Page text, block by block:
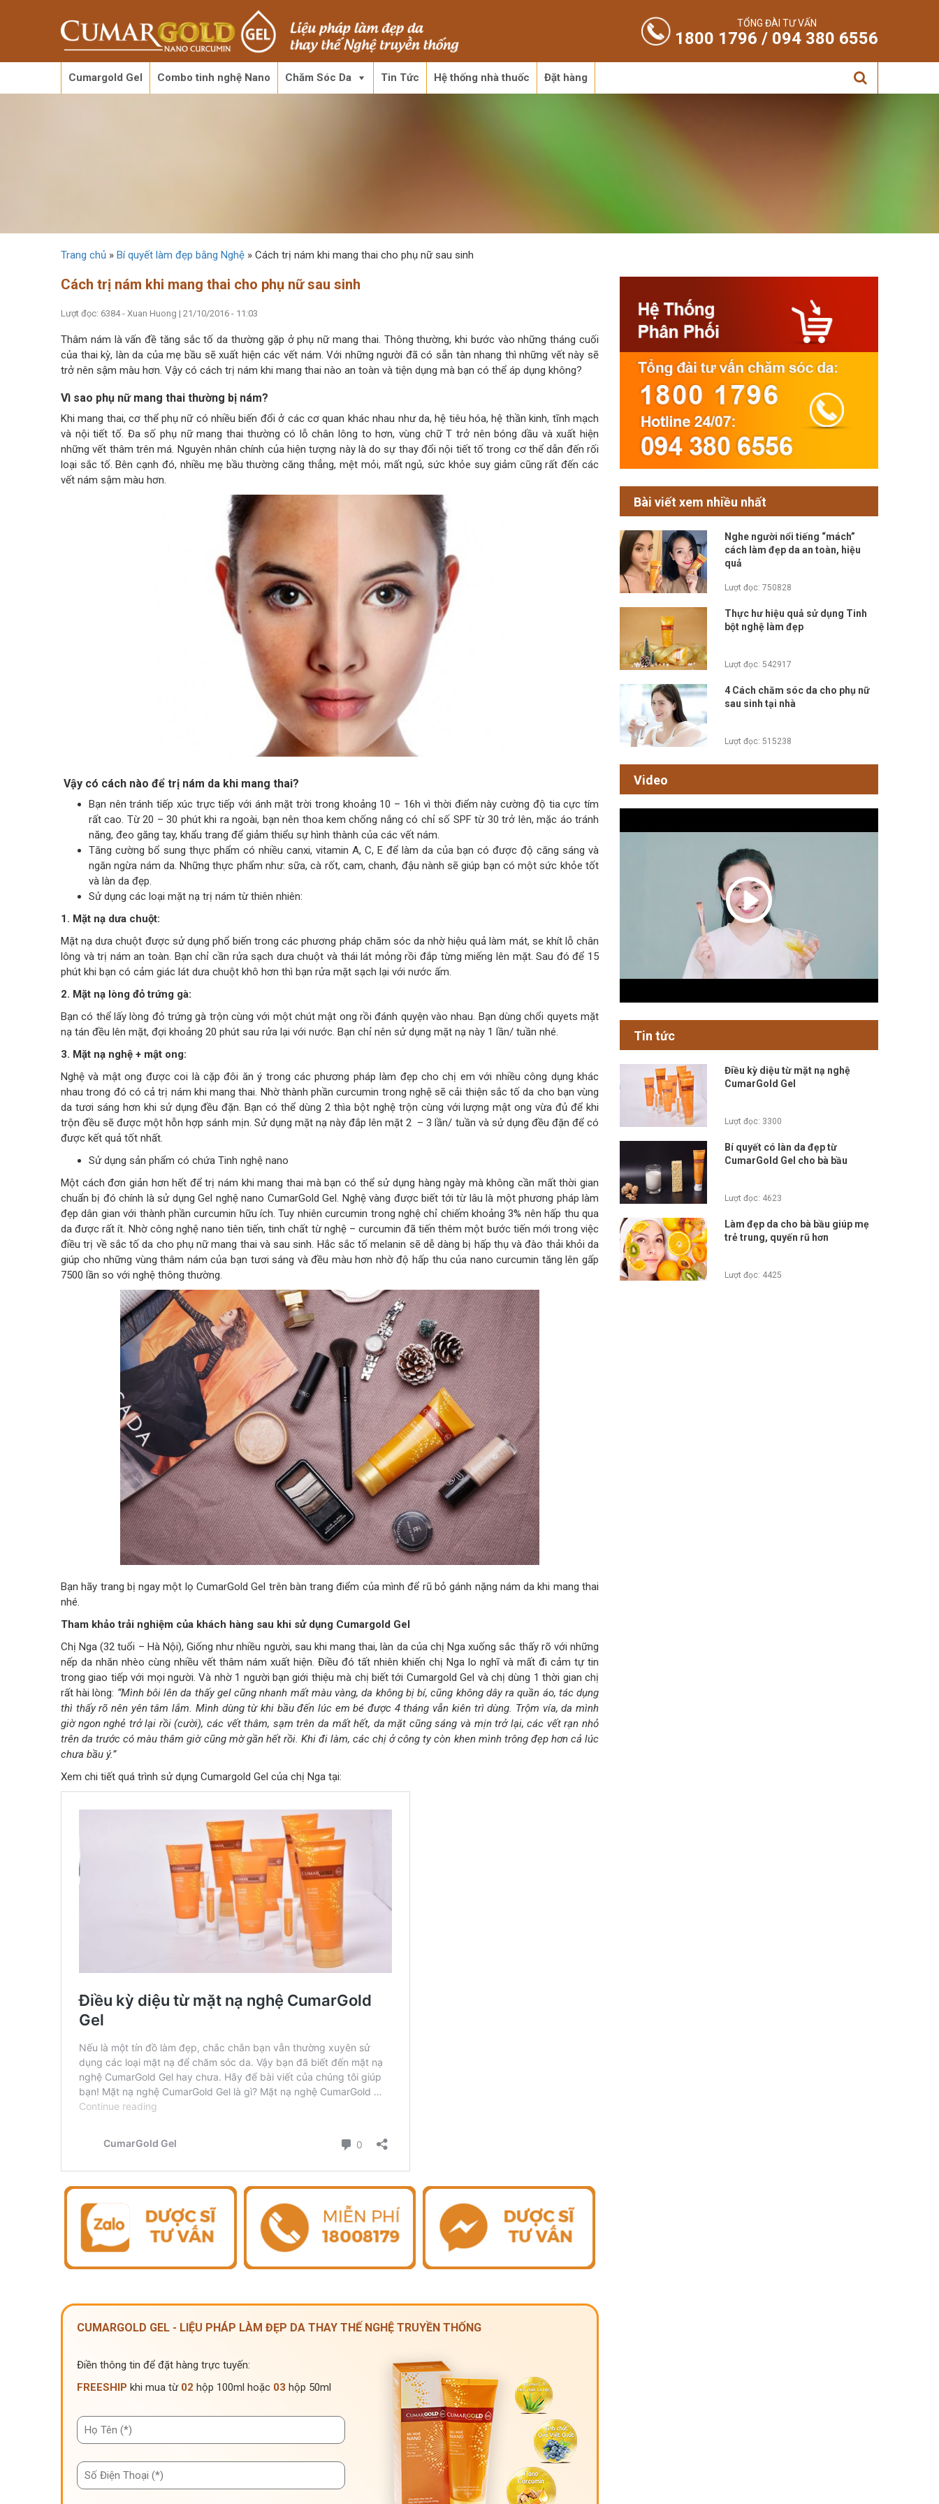
TỔNG ĐÀI TƯ VẤN
1800 1796 / 094 380 6556
Cumargold Gel Combo tinh nghệ Nano Chăm Sóc Da Tin Tức Hệ thống nhà thuốc Đặt hàng
Trang chủ » Bí quyết làm đẹp bằng Nghệ » Cách trị nám khi mang thai cho phụ nữ sau sinh
Cách trị nám khi mang thai cho phụ nữ sau sinh
Lượt đọc: 6384 - Xuan Huong | 21/10/2016 - 11:03
Thâm nám là vấn đề tăng sắc tố da thường gặp ở phụ nữ mang thai. Thông thường, khi bước vào những tháng cuối
của thai kỳ, làn da của mẹ bầu sẽ xuất hiện các vết nám. Với những người đã có sẵn tàn nhang thì những vết này sẽ
trở nên sậm màu hơn. Vậy có cách trị nám khi mang thai nào an toàn và tiện dụng mà bạn có thể áp dụng không?
Vì sao phụ nữ mang thai thường bị nám?
Khi mang thai, cơ thể phụ nữ có nhiều biến đổi ở các cơ quan khác nhau như da, hệ tiêu hóa, hệ thần kinh, tĩnh mạch
và nội tiết tố. Đa số phụ nữ mang thai thường có lỗ chân lông to hơn, vùng chữ T trở nên bóng dầu và xuất hiện
những vết thâm trên má. Nguyên nhân chính của hiện tượng này là do sự thay đổi nội tiết tố trong cơ thể dẫn đến rối
loại sắc tố. Bên cạnh đó, nhiều mẹ bầu thường căng thẳng, mệt mỏi, mất ngủ, sức khỏe suy giảm cũng rất đến các
vết nám sậm màu hơn.
Vậy có cách nào để trị nám da khi mang thai?
Bạn nên tránh tiếp xúc trực tiếp với ánh mặt trời trong khoảng 10 – 16h vì thời điểm này cường độ tia cực tím
rất cao. Từ 20 – 30 phút khi ra ngoài, bạn nên thoa kem chống nắng có chỉ số SPF từ 30 trở lên, mặc áo tránh
năng, đeo găng tay, khẩu trang để giảm thiểu sự hình thành của các vết nám.
Tăng cường bổ sung thực phẩm có nhiều canxi, vitamin A, C, E để làm da của bạn có được độ căng sáng và
ngăn ngừa nám da. Những thực phẩm như: sữa, cà rốt, cam, chanh, đậu nành sẽ giúp bạn có một sức khỏe tốt
và làn da đẹp.
Sử dụng các loại mặt nạ trị nám từ thiên nhiên:
1. Mặt nạ dưa chuột:
Mặt nạ dưa chuột được sử dụng phổ biến trong các phương pháp chăm sóc da nhờ hiệu quả làm mát, se khít lỗ chân
lông và trị nám an toàn. Bạn chỉ cần rửa sạch dưa chuột và thái lát mỏng rồi đắp từng miếng lên mặt. Sau đó để 15
phút khi bạn có cảm giác lát dưa chuột khô hơn thì bạn rửa mặt sạch lại với nước ấm.
2. Mặt nạ lòng đỏ trứng gà:
Bạn có thể lấy lòng đỏ trứng gà trộn cùng với một chút mật ong rồi đánh quyện vào nhau. Bạn dùng chổi quyets mặt
nạ tán đều lên mặt, đợi khoảng 20 phút sau rửa lại với nước. Bạn chỉ nên sử dụng mặt nạ này 1 lần/ tuần nhé.
3. Mặt nạ nghệ + mật ong:
Nghệ và mật ong được coi là cặp đôi ăn ý trong các phương pháp làm đẹp cho chị em với nhiều công dụng khác
nhau trong đó có cả trị nám khi mang thai. Nhờ thành phần curcumin trong nghệ sẽ cải thiện sắc tố da cho bạn vùng
da tươi sáng hơn khi sử dụng đều đặn. Bạn có thể dùng 2 thìa bột nghệ trộn cùng với lượng mật ong vừa đủ để khi
trộn đều sẽ được một hỗn hợp sánh mịn. Sử dụng mặt nạ này đắp lên mặt 2 – 3 lần/ tuần và sử dụng đều đặn để có
được kết quả tốt nhất.
Sử dụng sản phẩm có chứa Tinh nghệ nano
Một cách đơn giản hơn hết để trị nám khi mang thai mà bạn có thể sử dụng hàng ngày mà không cần mất thời gian
chuẩn bị đó chính là sử dụng Gel nghệ nano CumarGold Gel. Nghệ vàng được biết tới từ lâu là một phương pháp làm
đẹp dân gian với thành phần curcumin hữu ích. Tuy nhiên curcumin trong nghệ chỉ chiếm khoảng 3% nên hấp thu qua
da được rất ít. Nhờ công nghệ nano tiên tiến, tinh chất từ nghệ – curcumin đã tiến thêm một bước tiến mới trong việc
điều trị về sắc tố da cho phụ nữ mang thai và sau sinh. Hắc sắc tố melanin sẽ dễ dàng bị hấp thụ và đào thải khỏi da
giúp cho những vùng thâm nám của bạn tươi sáng và đều màu hơn nhờ độ hấp thu của nano curcumin tăng lên gấp
7500 lần so với nghệ thông thường.
Bạn hãy trang bị ngay một lọ CumarGold Gel trên bàn trang điểm của mình để rũ bỏ gánh nặng nám da khi mang thai
nhé.
Tham khảo trải nghiệm của khách hàng sau khi sử dụng Cumargold Gel
Chị Nga (32 tuổi – Hà Nội), Giống như nhiều người, sau khi mang thai, làn da của chị Nga xuống sắc thấy rõ với những
nếp da nhăn nhèo cùng nhiều vết thâm nám xuất hiện. Điều đó tất nhiên khiến chị Nga lo nghĩ và mất đi cảm tự tin
trong giao tiếp với mọi người. Và nhờ 1 người bạn giới thiệu mà chị biết tới Cumargold Gel và chị dùng 1 thời gian chị
rất hài lòng: “Mình bôi lên da thấy gel cũng nhanh mất màu vàng, da không bị bí, cũng không dây ra quần áo, tác dụng
thì thấy rõ nên yên tâm lắm. Mình dùng từ khi bầu đến lúc em bé được 4 tháng vẫn kiên trì dùng. Trộm vía, da mình
giờ ngon nghẻ trở lại rồi (cười), các vết thâm, sạm trên da mất hết, da mặt cũng sáng và mịn trở lại, các vết rạn nhỏ
trên da trước có màu thâm giờ cũng mờ gần hết rồi. Khi đi làm, các chị ở công ty còn khen mình trông đẹp hơn cả lúc
chưa bầu ý.”
Xem chi tiết quá trình sử dụng Cumargold Gel của chị Nga tại:
CUMARGOLD GEL - LIỆU PHÁP LÀM ĐẸP DA THAY THẾ NGHỆ TRUYỀN THỐNG
Điền thông tin để đặt hàng trực tuyến:
FREESHIP khi mua từ 02 hộp 100ml hoặc 03 hộp 50ml
Bài viết xem nhiều nhất
Nghe người nổi tiếng “mách”
cách làm đẹp da an toàn, hiệu
quả
Lượt đọc: 750828
Thực hư hiệu quả sử dụng Tinh
bột nghệ làm đẹp
Lượt đọc: 542917
4 Cách chăm sóc da cho phụ nữ
sau sinh tại nhà
Lượt đọc: 515238
Video
Tin tức
Điều kỳ diệu từ mặt nạ nghệ
CumarGold Gel
Lượt đọc: 3300
Bí quyết có làn da đẹp từ
CumarGold Gel cho bà bầu
Lượt đọc: 4623
Làm đẹp da cho bà bầu giúp mẹ
trẻ trung, quyến rũ hơn
Lượt đọc: 4425